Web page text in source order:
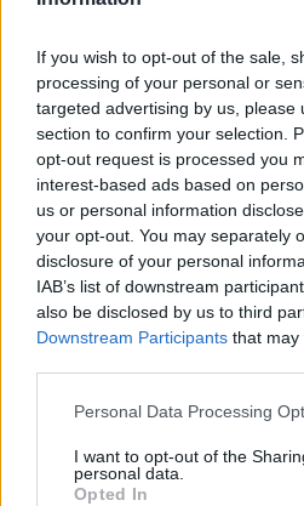
If you wish to opt-out of the sale,
processing of your personal or
targeted advertising by us, please
section to confirm your selection.
opt-out request is processed you
interest-based ads based on
us or personal information
your opt-out. You may separately
disclosure of your personal
IAB’s list of downstream
also be disclosed by us to third
Downstream Participants that may
Personal Data Processing
I want to opt-out of the
personal data.
Opted In
v dobrém čase
SOUVISEJÍCÍ ČLÁNKY
VÍCE OD AUTORA
Kultura
Dnes se v
Rovnováha
i hudební a
Dobříšsko
Festival hudby
jedinečnou
s dalšími žánry i
Fesťáczek
Lesního divadla